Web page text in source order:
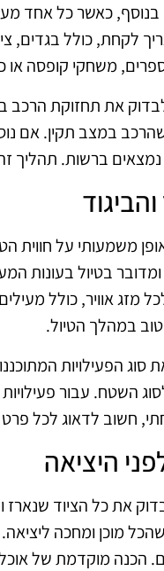
בנוסף, כאשר כל אחד
לקחת, כולל בגדים,
משחקי קופסה או
את תחזוקת הרכב
במצב תקין. אם
ברשות. תהליך
משמעותי על חווית
בטיול בעונות
אוויר, כולל מעילים
במהלך הטיול.
הפעילויות
השטח. עבור
חשוב לדאוג לכל פרט
היציאה
את כל הציוד
מוכן ומחכה ליציאה.
הכנה מוקדמת של